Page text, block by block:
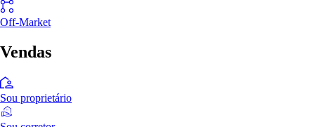
Off-Market
Vendas
Sou proprietário